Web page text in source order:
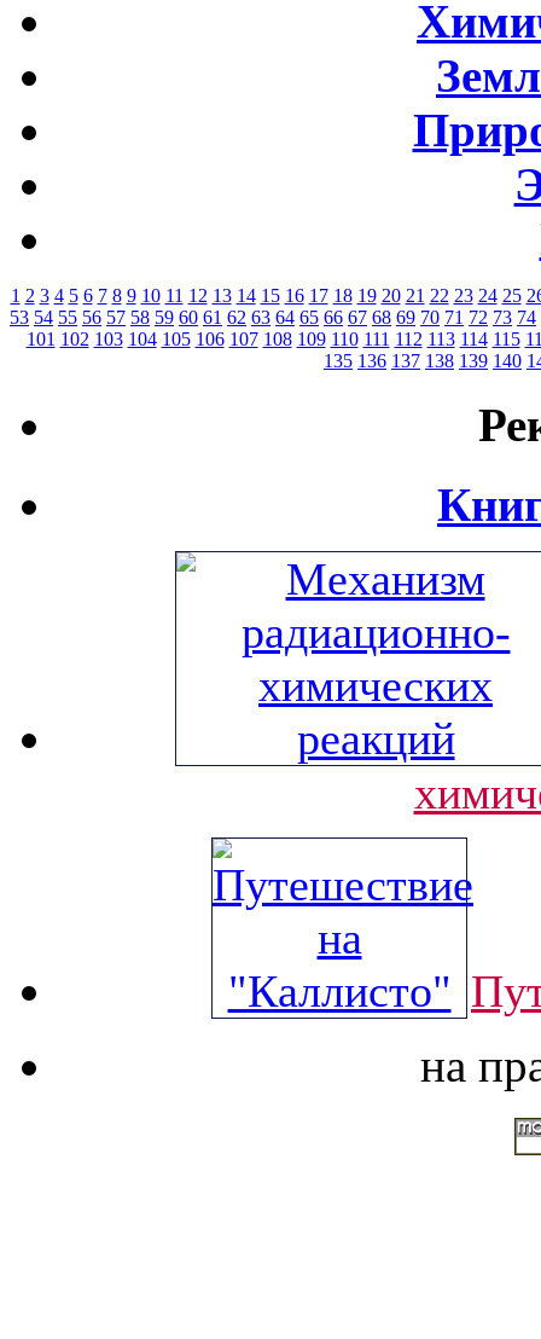
1 2 3 4 5 6 7 8 9 10 11 12 13 14 15 16 17 18 19 20 21 22 23 24 25
53 54 55 56 57 58 59 60 61 62 63 64 65 66 67 68 69 70 71 72 73 74
101 102 103 104 105 106 107 108 109 110 111 112 113 114 115
135 136 137 138 139 140
на